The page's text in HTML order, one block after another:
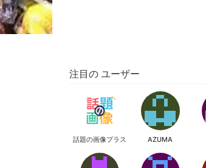
注目の ユーザー
話題の画像プラス AZUMA